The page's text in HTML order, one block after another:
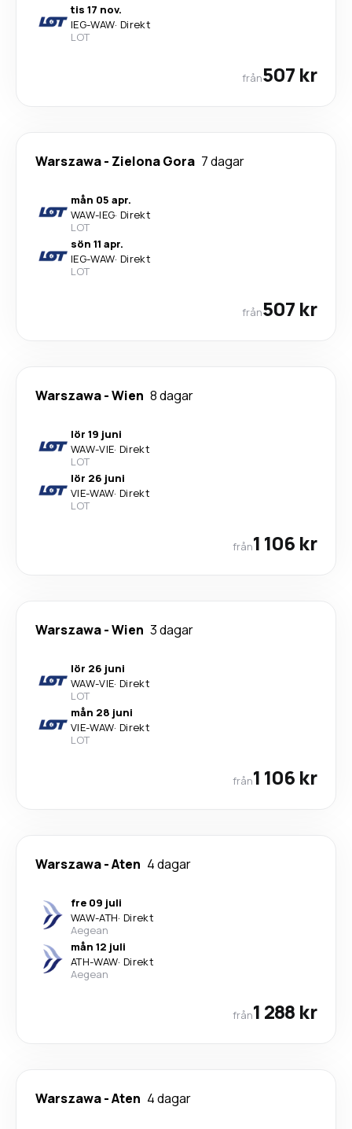
tis 17 nov.
IEG-WAW· Direkt
LOT
från507 kr
Warszawa- Zielona Gora 7 dagar
mån 05 apr.
WAW-IEG· Direkt
LOT
sön 11 apr.
IEG-WAW· Direkt
LOT
från507 kr
Warszawa-Wien 8 dagar
lör 19 juni
WAW-VIE· Direkt
LOT
lör 26 juni
VIE-WAW· Direkt
LOT
från1 106 kr
Warszawa-Wien 3 dagar
lör 26 juni
WAW-VIE· Direkt
LOT
mån 28 juni
VIE-WAW· Direkt
LOT
från1 106 kr
Warszawa-Aten 4 dagar
fre 09 juli
WAW-ATH· Direkt
Aegean
mån 12 juli
ATH-WAW· Direkt
Aegean
från1 288 kr
Warszawa-Aten 4 dagar